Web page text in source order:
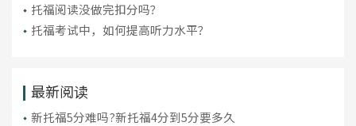
托福阅读没做完扣分吗？
托福考试中，如何提高听力水平？
最新阅读
新托福5分难吗?新托福4分到5分要多久